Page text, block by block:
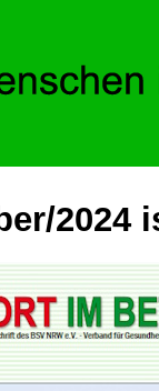
2024